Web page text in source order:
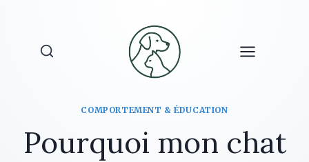
contenu
COMPORTEMENT & ÉDUCATION
Pourquoi mon chat